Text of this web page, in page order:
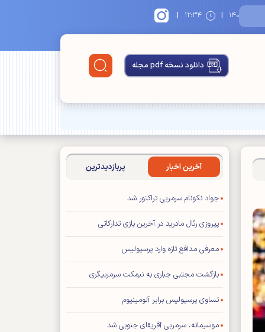
| ۱۲:۳۴ |
دانلود نسخه pdf مجله
آخرین اخبار پربازدیدترین
جواد نکونام سرمربی تراکتور شد
پیروزی رئال مادرید در آخرین بازی تدارکاتی
معرفی مدافع تازه وارد پرسپولیس
بازگشت مجتبی جباری به نیمکت سرمربیگری
تساوی پرسپولیس برابر آلومینیوم
موسیمانه، سرمربی آفریقای جنوبی شد